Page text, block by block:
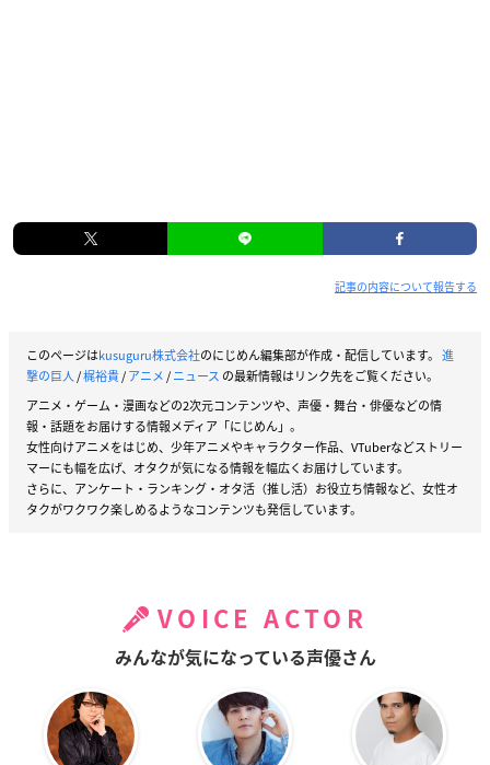
記事の内容について報告する
このページはkusuguru株式会社のにじめん編集部が作成・配信しています。 進
撃の巨人/梶裕貴/アニメ/ニュース の最新情報はリンク先をご覧ください。
アニメ・ゲーム・漫画などの2次元コンテンツや、声優・舞台・俳優などの情
報・話題をお届けする情報メディア「にじめん」。
女性向けアニメをはじめ、少年アニメやキャラクター作品、VTuberなどストリー
マーにも幅を広げ、オタクが気になる情報を幅広くお届けしています。
さらに、アンケート・ランキング・オタ活（推し活）お役立ち情報など、女性オ
タクがワクワク楽しめるようなコンテンツも発信しています。
VOICE ACTOR
みんなが気になっている声優さん